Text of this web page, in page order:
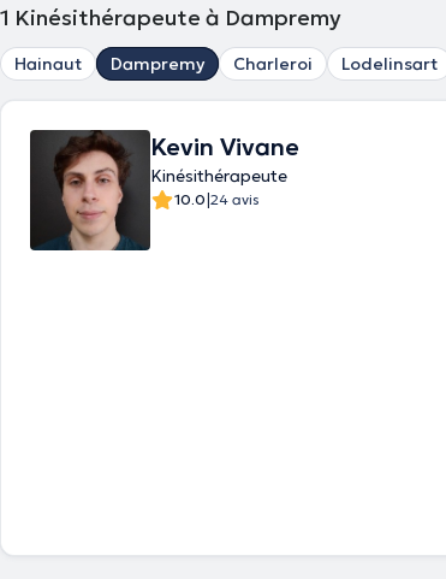
1 Kinésithérapeute à Dampremy
Hainaut Dampremy Charleroi Lodelinsart
Kevin Vivane
Kinésithérapeute
10.0|24 avis